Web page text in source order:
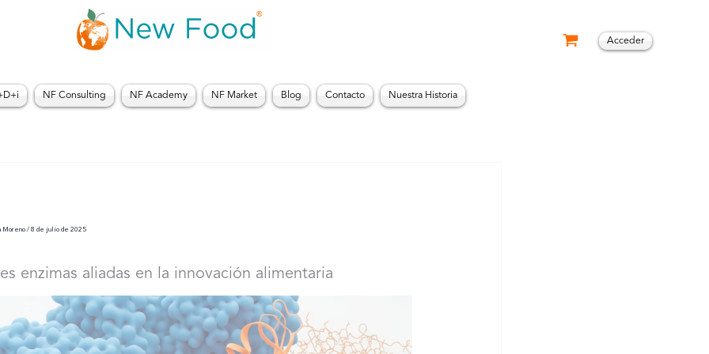
Acceder
NF Consulting NF Academy NF Market Blog Contacto Nuestra Historia
Moreno / 8 de julio de 2025
enzimas aliadas en la innovación alimentaria